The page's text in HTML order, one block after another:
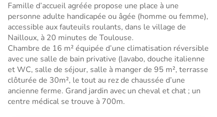
Famille d’accueil agréée propose une place à une
personne adulte handicapée ou âgée (homme ou femme),
accessible aux fauteuils roulants, dans le village de
Nailloux, à 20 minutes de Toulouse.
Chambre de 16 m² équipée d’une climatisation réversible
avec une salle de bain privative (lavabo, douche italienne
et WC, salle de séjour, salle à manger de 95 m², terrasse
clôturée de 30m², le tout au rez de chaussée d’une
ancienne ferme. Grand jardin avec un cheval et chat ; un
centre médical se trouve à 700m.